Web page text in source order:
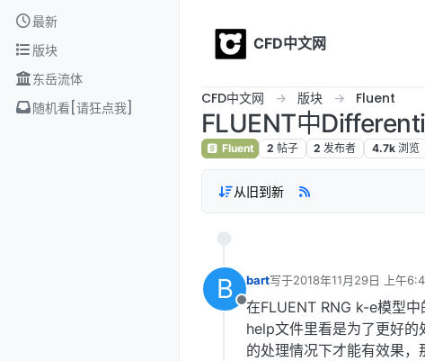
Skip to content
最新
版块
东岳流体
随机看[请狂点我]
CFD中文网
CFD中文网 版块 Fluent
FLUENT中
Fluent 2 帖子 2 发布者 4.7k 浏览
从旧到新
B
离线
bart写于2018年11月29日 上午
最后由 编辑
在FLUENT RNG k-e模型
help文件里看是为了更好
的处理情况下才能有效果